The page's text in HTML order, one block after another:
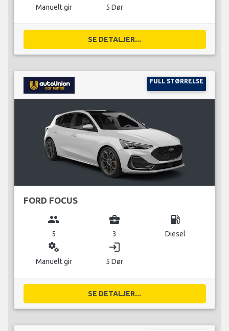
Manuelt gir 5 Dør
SE DETALJER...
FULL STØRRELSE
FORD FOCUS
group
5
business_center
3
local_gas_station
Diesel
miscellaneous_services
Manuelt gir
login
5 Dør
SE DETALJER...